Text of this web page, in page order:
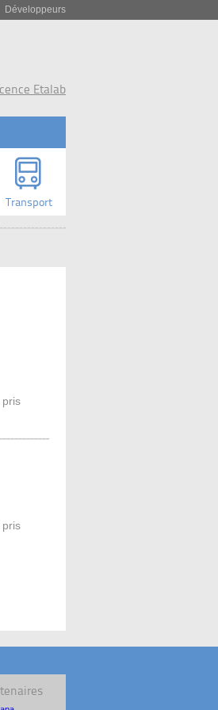
Développeurs
Etalab
Transport
pris
pris